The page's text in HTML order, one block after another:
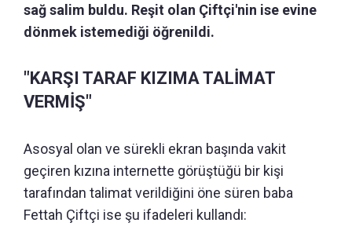
sağ salim buldu. Reşit olan Çiftçi'nin ise evine
dönmek istemediği öğrenildi.
"KARŞI TARAF KIZIMA TALİMAT
VERMİŞ"
Asosyal olan ve sürekli ekran başında vakit
geçiren kızına internette görüştüğü bir kişi
tarafından talimat verildiğini öne süren baba
Fettah Çiftçi ise şu ifadeleri kullandı: